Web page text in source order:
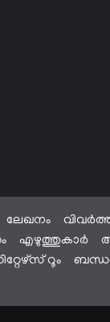
ലേഖനം
എഴുത്തുകാർ
റൂം